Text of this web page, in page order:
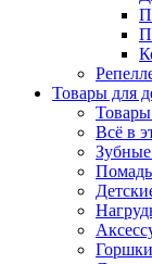
Товары для
Товары
Всё в
Горшки